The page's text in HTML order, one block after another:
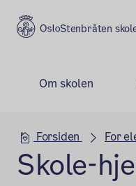
Stenbråten
Om skolen
Forsiden For
Skole-